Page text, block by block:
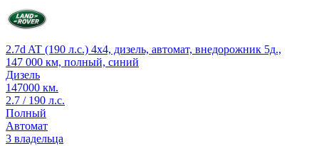
2.7d AT (190 л.с.) 4x4, дизель, автомат, внедорожник 5д.,
147 000 км, полный, синий
Дизель
147000 км.
2.7 / 190 л.с.
Полный
Автомат
3 владельца